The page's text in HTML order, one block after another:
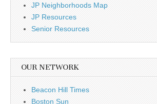
JP Neighborhoods Map
JP Resources
Senior Resources
OUR NETWORK
Beacon Hill Times
Boston Sun